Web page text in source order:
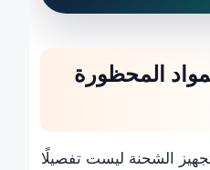
المحظورة
الشحنة ليست تفصيلًا